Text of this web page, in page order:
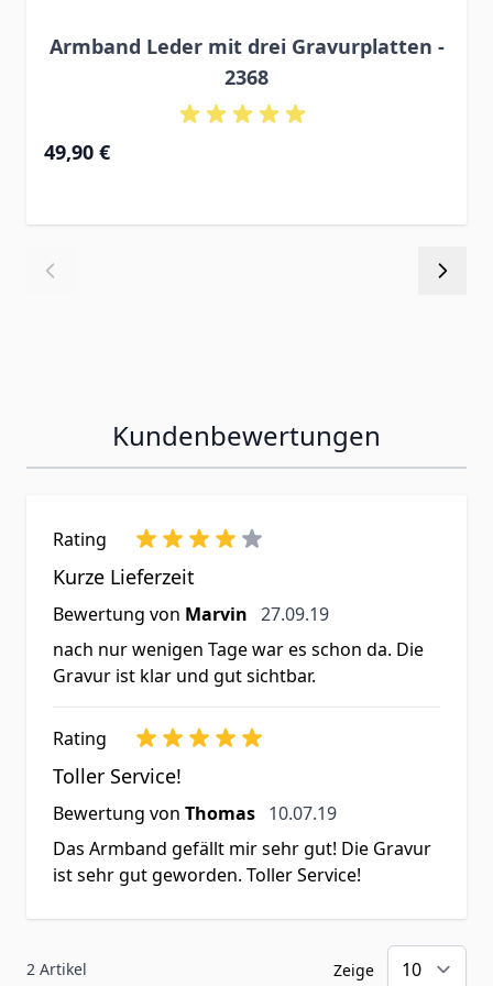
Armband Leder mit drei Gravurplatten -
2368
49,90 €
Kundenbewertungen
Rating
Kurze Lieferzeit
Bewertung von Marvin 27. September 2019
27.09.19
nach nur wenigen Tage war es schon da. Die
Gravur ist klar und gut sichtbar.
Rating
Toller Service!
Bewertung von Thomas 10. Juli 2019
10.07.19
Das Armband gefällt mir sehr gut! Die Gravur
ist sehr gut geworden. Toller Service!
2 Artikel Zeige